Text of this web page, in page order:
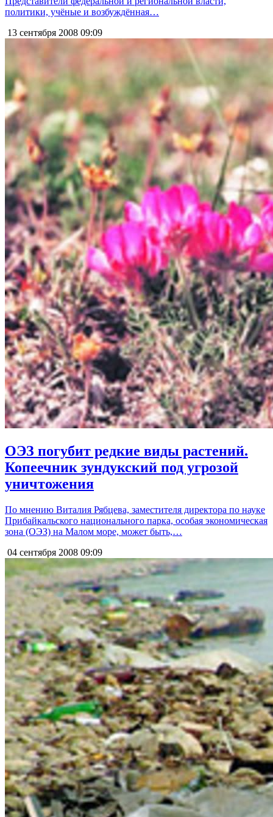
политики, учёные и возбуждённая…
13 сентября 2008 09:09
ОЭЗ погубит редкие виды растений.
Копеечник зундукский под угрозой
уничтожения
По мнению Виталия Рябцева, заместителя директора по науке
Прибайкальского национального парка, особая экономическая
зона (ОЭЗ) на Малом море, может быть,…
04 сентября 2008 09:09